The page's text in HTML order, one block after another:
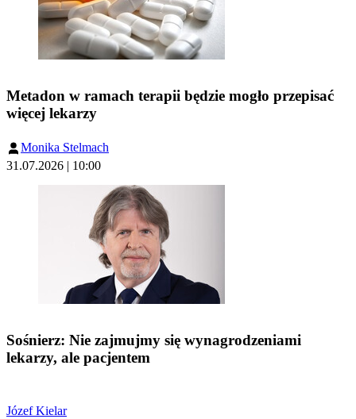
Metadon w ramach terapii będzie mogło przepisać
więcej lekarzy
Monika Stelmach
31.07.2026 | 10:00
Sośnierz: Nie zajmujmy się wynagrodzeniami
lekarzy, ale pacjentem
Józef Kielar